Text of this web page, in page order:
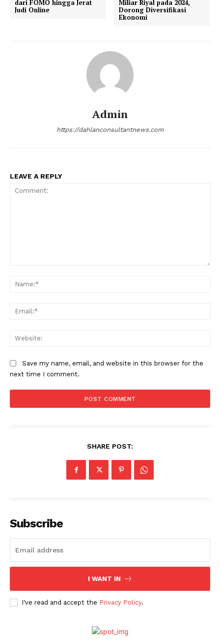
dari FOMO hingga Jerat
Judi Online
Miliar Riyal pada 2024,
Dorong Diversifikasi
Ekonomi
Admin
https://dahlanconsultantnews.com
LEAVE A REPLY
Save my name, email, and website in this browser for the
next time I comment.
SHARE POST:
Subscribe
I WANT IN
I've read and accept the Privacy Policy.